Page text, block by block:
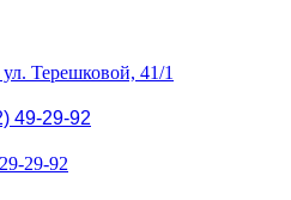
Терешковой, 41/1
49-29-92
29-92